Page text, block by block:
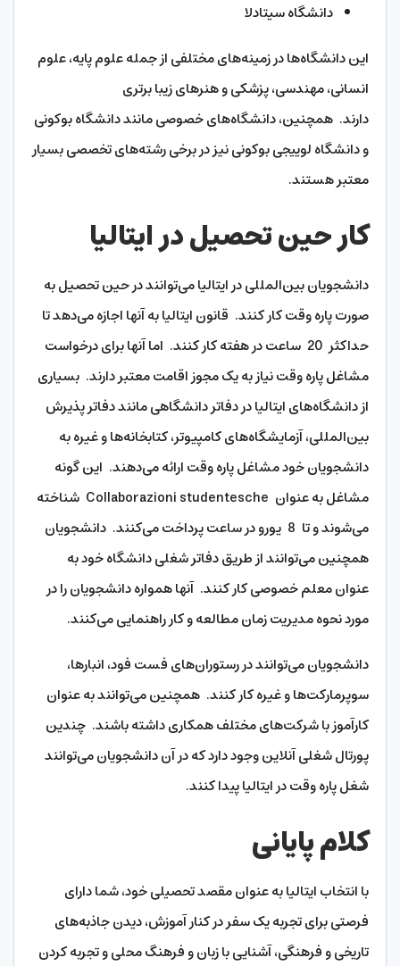
دانشگاه سیتادلا
این دانشگاه‌ها در زمینه‌های مختلفی از جمله علوم پایه، علوم
انسانی، مهندسی، پزشکی و هنرهای زیبا برتری
دارند. همچنین، دانشگاه‌های خصوصی مانند دانشگاه بوکونی
و دانشگاه لوییجی بوکونی نیز در برخی رشته‌های تخصصی بسیار
معتبر هستند.
کار حین تحصیل در ایتالیا
دانشجویان بین‌المللی در ایتالیا می‌توانند در حین تحصیل به
صورت پاره‌ وقت کار کنند. قانون ایتالیا به آنها اجازه می‌دهد تا
حداکثر 20 ساعت در هفته کار کنند. اما آنها برای درخواست
مشاغل پاره وقت نیاز به یک مجوز اقامت معتبر دارند. بسیاری
از دانشگاه‌های ایتالیا در دفاتر دانشگاهی مانند دفاتر پذیرش
بین‌المللی، آزمایشگاه‌های کامپیوتر، کتابخانه‌ها و غیره به
دانشجویان خود مشاغل پاره وقت ارائه می‌دهند. این گونه
مشاغل به عنوان Collaborazioni studentesche شناخته
می‌شوند و تا 8 یورو در ساعت پرداخت می‌کنند. دانشجویان
همچنین می‌توانند از طریق دفاتر شغلی دانشگاه خود به
عنوان معلم خصوصی کار کنند. آنها همواره دانشجویان را در
مورد نحوه مدیریت زمان مطالعه و کار راهنمایی می‌کنند.
دانشجویان می‌توانند در رستوران‌های فست فود، انبارها،
سوپرمارکت‌ها و غیره کار کنند. همچنین می‌توانند به عنوان
کارآموز با شرکت‌های مختلف همکاری داشته باشند. چندین
پورتال شغلی آنلاین وجود دارد که در آن دانشجویان می‌توانند
شغل پاره وقت در ایتالیا پیدا کنند.
کلام پایانی
با انتخاب ایتالیا به عنوان مقصد تحصیلی خود، شما دارای
فرصتی برای تجربه یک سفر در کنار آموزش، دیدن جاذبه‌های
تاریخی و فرهنگی، آشنایی با زبان و فرهنگ محلی و تجربه کردن